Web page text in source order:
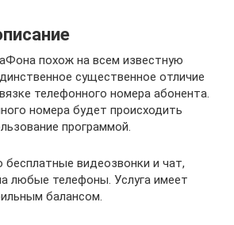
похож на всем известную
существенное отличие
телефонного номера абонента.
номера будет происходить
программой.
бесплатные видеозвонки и чат,
любые телефоны. Услуга имеет
балансом.